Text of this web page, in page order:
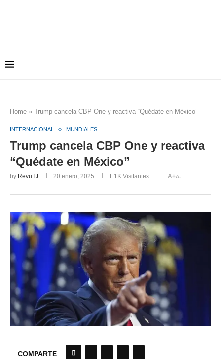
Home » Trump cancela CBP One y reactiva “Quédate en México”
INTERNACIONAL MUNDIALES
Trump cancela CBP One y reactiva
“Quédate en México”
by RevuTJ 20 enero, 2025 1.1K Visitantes A+A-
COMPARTE